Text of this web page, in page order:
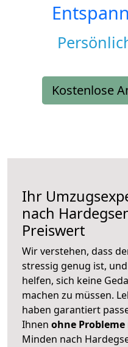
Kostenlose
Ihr
nach
Preiswert
Wir verstehen, dass
stressig genug ist,
helfen, sich keine
machen zu müssen.
haben garantiert
Ihnen ohne Probleme
Minden nach